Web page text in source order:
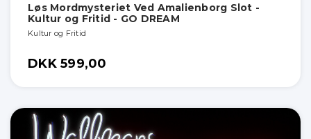
Løs Mordmysteriet Ved Amalienborg Slot -
Kultur og Fritid - GO DREAM
Kultur og Fritid
DKK 599,00